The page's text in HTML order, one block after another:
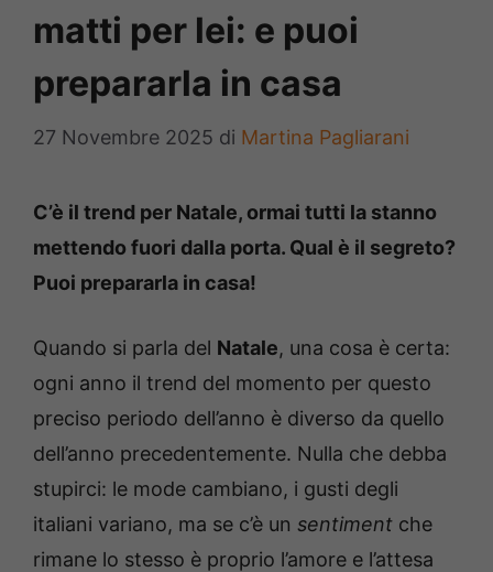
matti per lei: e puoi
prepararla in casa
27 Novembre 2025 di Martina Pagliarani
C’è il trend per Natale, ormai tutti la stanno
mettendo fuori dalla porta. Qual è il segreto?
Puoi prepararla in casa!
Quando si parla del Natale, una cosa è certa:
ogni anno il trend del momento per questo
preciso periodo dell’anno è diverso da quello
dell’anno precedentemente. Nulla che debba
stupirci: le mode cambiano, i gusti degli
italiani variano, ma se c’è un sentiment che
rimane lo stesso è proprio l’amore e l’attesa